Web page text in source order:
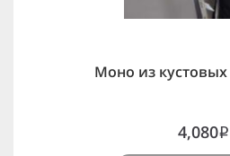
Моно из
4,080i